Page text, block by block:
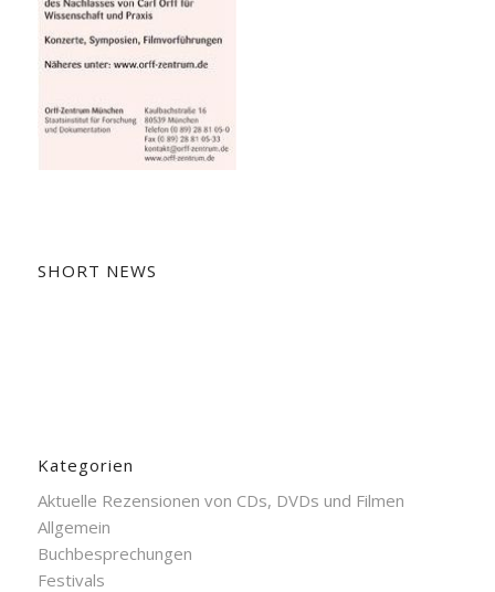
SHORT NEWS
Kategorien
Aktuelle Rezensionen von CDs, DVDs und Filmen
Allgemein
Buchbesprechungen
Festivals